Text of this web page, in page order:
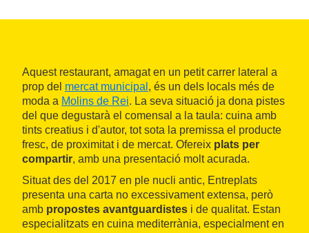
Aquest restaurant, amagat en un petit carrer lateral a
prop del mercat municipal , és un dels locals més de
moda a Molins de Rei. La seva situació ja dona pistes
del que degustarà el comensal a la taula: cuina amb
tints creatius i d'autor, tot sota la premissa el producte
fresc, de proximitat i de mercat. Ofereix plats per
compartir, amb una presentació molt acurada.
Situat des del 2017 en ple nucli antic, Entreplats
presenta una carta no excessivament extensa, però
amb propostes avantguardistes i de qualitat. Estan
especialitzats en cuina mediterrània, especialment en